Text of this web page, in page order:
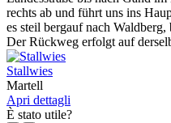
rechts ab und führt uns ins
es steil bergauf nach
Der Rückweg erfolgt auf
Stallwies
Martell
Apri dettagli
È stato utile?